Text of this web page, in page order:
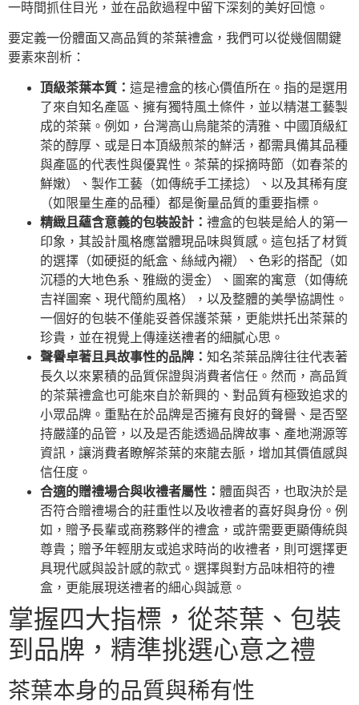
一時間抓住目光，並在品飲過程中留下深刻的美好回憶。
要定義一份體面又高品質的茶葉禮盒，我們可以從幾個關鍵
要素來剖析：
頂級茶葉本質： 這是禮盒的核心價值所在。指的是選用
了來自知名產區、擁有獨特風土條件，並以精湛工藝製
成的茶葉。例如，台灣高山烏龍茶的清雅、中國頂級紅
茶的醇厚、或是日本頂級煎茶的鮮活，都需具備其品種
與產區的代表性與優異性。茶葉的採摘時節（如春茶的
鮮嫩）、製作工藝（如傳統手工揉捻）、以及其稀有度
（如限量生產的品種）都是衡量品質的重要指標。
精緻且蘊含意義的包裝設計： 禮盒的包裝是給人的第一
印象，其設計風格應當體現品味與質感。這包括了材質
的選擇（如硬挺的紙盒、絲絨內襯）、色彩的搭配（如
沉穩的大地色系、雅緻的燙金）、圖案的寓意（如傳統
吉祥圖案、現代簡約風格），以及整體的美學協調性。
一個好的包裝不僅能妥善保護茶葉，更能烘托出茶葉的
珍貴，並在視覺上傳達送禮者的細膩心思。
聲譽卓著且具故事性的品牌： 知名茶葉品牌往往代表著
長久以來累積的品質保證與消費者信任。然而，高品質
的茶葉禮盒也可能來自於新興的、對品質有極致追求的
小眾品牌。重點在於品牌是否擁有良好的聲譽、是否堅
持嚴謹的品管，以及是否能透過品牌故事、產地溯源等
資訊，讓消費者瞭解茶葉的來龍去脈，增加其價值感與
信任度。
合適的贈禮場合與收禮者屬性： 體面與否，也取決於是
否符合贈禮場合的莊重性以及收禮者的喜好與身份。例
如，贈予長輩或商務夥伴的禮盒，或許需要更顯傳統與
尊貴；贈予年輕朋友或追求時尚的收禮者，則可選擇更
具現代感與設計感的款式。選擇與對方品味相符的禮
盒，更能展現送禮者的細心與誠意。
掌握四大指標，從茶葉、包裝
到品牌，精準挑選心意之禮
茶葉本身的品質與稀有性